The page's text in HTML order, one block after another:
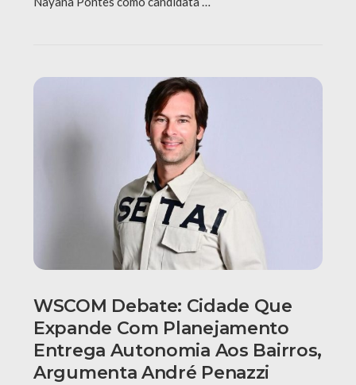
WSCOM Debate: Cidade Que
Expande Com Planejamento
Entrega Autonomia Aos Bairros,
Argumenta André Penazzi